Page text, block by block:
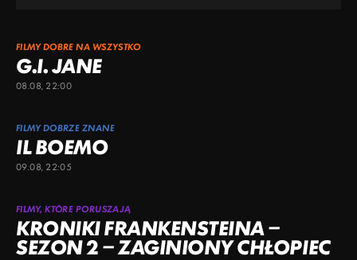
FILMY DOBRE NA WSZYSTKO
G.I. JANE
08.08, 22:00
FILMY DOBRZE ZNANE
IL BOEMO
09.08, 22:05
FILMY, KTÓRE PORUSZAJĄ
KRONIKI FRANKENSTEINA –
SEZON 2 – ZAGINIONY CHŁOPIEC